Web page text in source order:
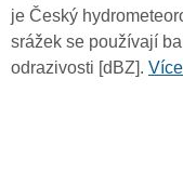
je Český
srážek se používají
odrazivosti [dBZ].